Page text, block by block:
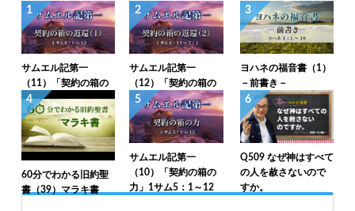
1
サムエル記第一
（11）「契約の箱の
返還（1）」1サム6：
1～12
2
サムエル記第一
（12）「契約の箱の
返還（2）」1サム6：
13～7：1
3
ヨハネの福音書（1）
－前書き－
4
60分でわかる旧約聖
書（39）マラキ書
5
サムエル記第一
（10）「契約の箱の
力」1サム5：1～12
6
Q509 なぜ神はすべて
の人を赦さないので
すか。